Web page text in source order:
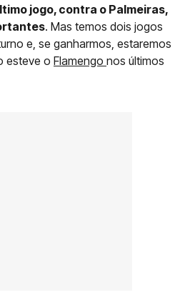
jogo, contra o Palmeiras,
. Mas temos dois jogos
e, se ganharmos, estaremos
esteve o Flamengo nos últimos